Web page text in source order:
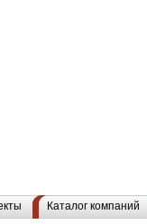
Каталог компаний